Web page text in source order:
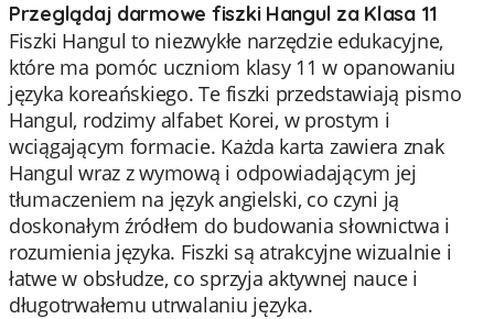
Przeglądaj darmowe fiszki Hangul za Klasa 11
Fiszki Hangul to niezwykłe narzędzie edukacyjne,
które ma pomóc uczniom klasy 11 w opanowaniu
języka koreańskiego. Te fiszki przedstawiają pismo
Hangul, rodzimy alfabet Korei, w prostym i
wciągającym formacie. Każda karta zawiera znak
Hangul wraz z wymową i odpowiadającym jej
tłumaczeniem na język angielski, co czyni ją
doskonałym źródłem do budowania słownictwa i
rozumienia języka. Fiszki są atrakcyjne wizualnie i
łatwe w obsłudze, co sprzyja aktywnej nauce i
długotrwałemu utrwalaniu języka.